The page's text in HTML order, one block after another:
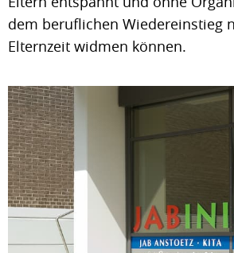
dem beruflichen Wiedereinstieg
Elternzeit widmen können.